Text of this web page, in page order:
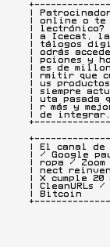
|
| online o te
| lectrónico?
| a Icecat, la
| tálogos
| odrás
| pciones y
| es de
| rmitir que
| us
| siempre
| uta pasada
| r más y
| de
| El canal de
| / Google
| ropa /
| nect
| X cumple
| CleanURLs
| Bitcoin